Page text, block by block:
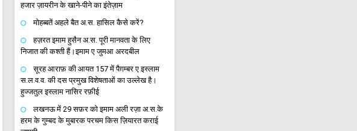
हजार ज़ायरीन के खाने-पीने का इंतेज़ाम
मोहब्बतें अहले बैत अ.स. हासिल कैसे करें?
हज़रत इमाम हुसैन अ.स. पूरी मानवता के लिए
निजात की कश्ती हैं।इमाम ए जुमआ अरदबील
सूरह आराफ़ की आयत 157 में पैग़म्बर ए इस्लाम
स.ल.व.व. की दस प्रमुख विशेषताओं का उल्लेख है।
हुज्जतुल इस्लाम नासिर रफ़ीई
लखनऊ में 29 सफ़र को इमाम अली रज़ा अ.स.के
हरम के गुम्बद के मुबारक परचम किस ज़ियारत कराई